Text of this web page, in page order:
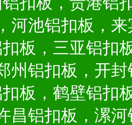
河池铝扣板，
板，三亚铝扣
州铝扣板，开
板，鹤壁铝扣
昌铝扣板，漯